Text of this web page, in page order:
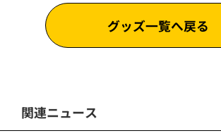
グッズ一覧へ戻る
関連ニュース